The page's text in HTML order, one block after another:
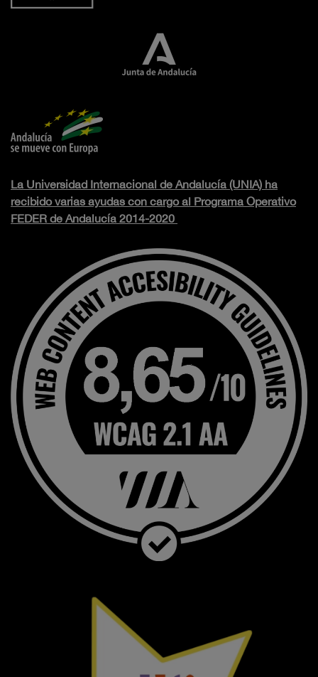
La Universidad Internacional de Andalucía (UNIA) ha
recibido varias ayudas con cargo al Programa Operativo
FEDER de Andalucía 2014-2020